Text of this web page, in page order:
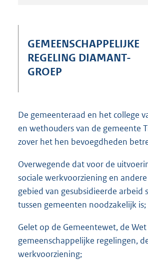
s
e
:
5
0
K
GEMEENSCHAPPELIJKE
REGELING DIAMANT-
GROEP
De gemeenteraad en het college
en wethouders van de gemeente
zover het hen bevoegdheden
Overwegende dat voor de
sociale werkvoorziening en
gebied van gesubsidieerde arbeid
tussen gemeenten noodzakelijk is;
Gelet op de Gemeentewet, de Wet
gemeenschappelijke regelingen,
werkvoorziening;